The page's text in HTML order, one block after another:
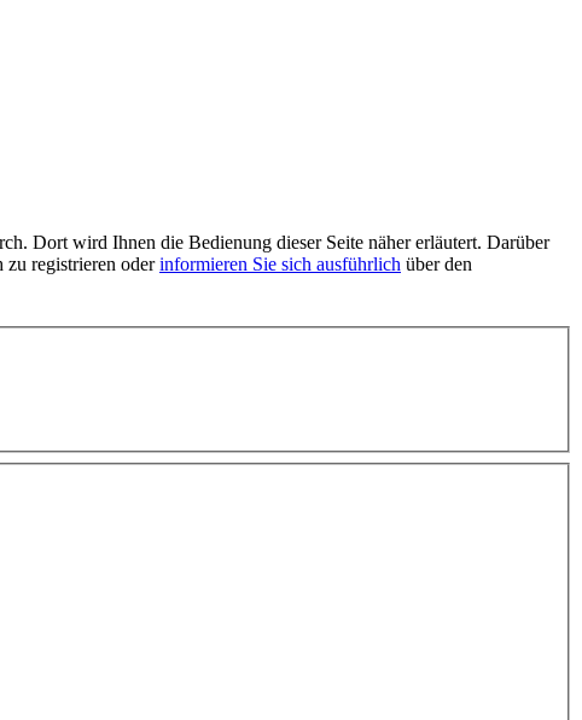
Dort wird Ihnen die Bedienung dieser Seite näher erläutert. Darüber
zu registrieren oderinformieren Sie sich ausführlich über den